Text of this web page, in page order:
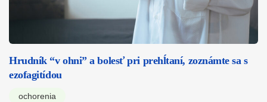
Hrudník “v ohni” a bolesť pri prehĺtaní, zoznámte sa s
ezofagitídou
ochorenia